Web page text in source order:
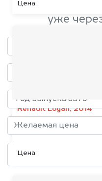
Цена:
Renault Logan, 2014
Состояние: Кредитное
Цена:
уже